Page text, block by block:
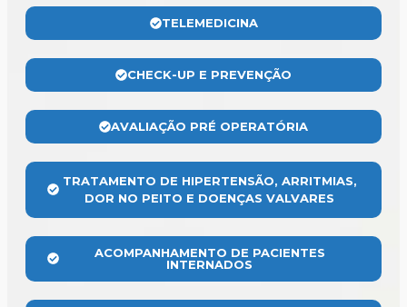
TELEMEDICINA
CHECK-UP E PREVENÇÃO
AVALIAÇÃO PRÉ OPERATÓRIA
TRATAMENTO DE HIPERTENSÃO, ARRITMIAS,
DOR NO PEITO E DOENÇAS VALVARES
ACOMPANHAMENTO DE PACIENTES
INTERNADOS